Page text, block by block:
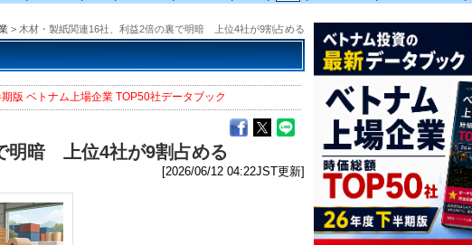
> 木材・製紙関連16社、利益2倍の裏で明暗 上位4社が9割占める
版 ベトナム上場企業 TOP50社データブック
明暗 上位4社が9割占める
[2026/06/12 04:22JST更新]